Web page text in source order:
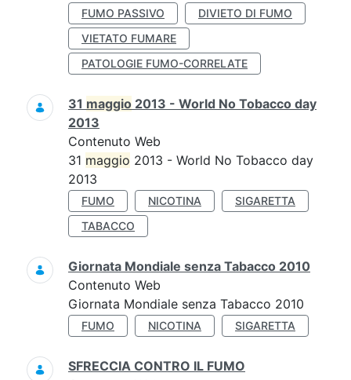
FUMO PASSIVO
DIVIETO DI FUMO
VIETATO FUMARE
PATOLOGIE FUMO-CORRELATE
31 maggio 2013 - World No Tobacco day
2013
Contenuto Web
31 maggio 2013 - World No Tobacco day
2013
FUMO NICOTINA
SIGARETTA
TABACCO
Giornata Mondiale senza Tabacco 2010
Contenuto Web
Giornata Mondiale senza Tabacco 2010
FUMO NICOTINA SIGARETTA
SFRECCIA CONTRO IL FUMO